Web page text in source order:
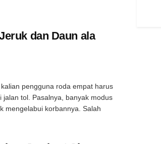
dan Daun ala
pengguna roda empat harus
tol. Pasalnya, banyak modus
mengelabui korbannya. Salah